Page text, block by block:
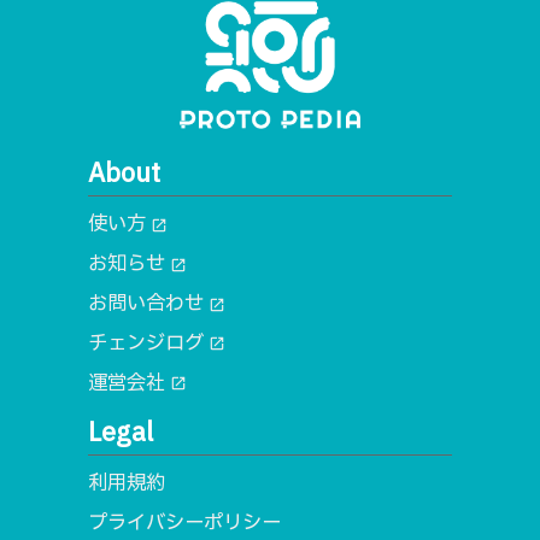
About
使い方 open_in_new
お知らせ open_in_new
お問い合わせ open_in_new
チェンジログ open_in_new
運営会社 open_in_new
Legal
利用規約
プライバシーポリシー